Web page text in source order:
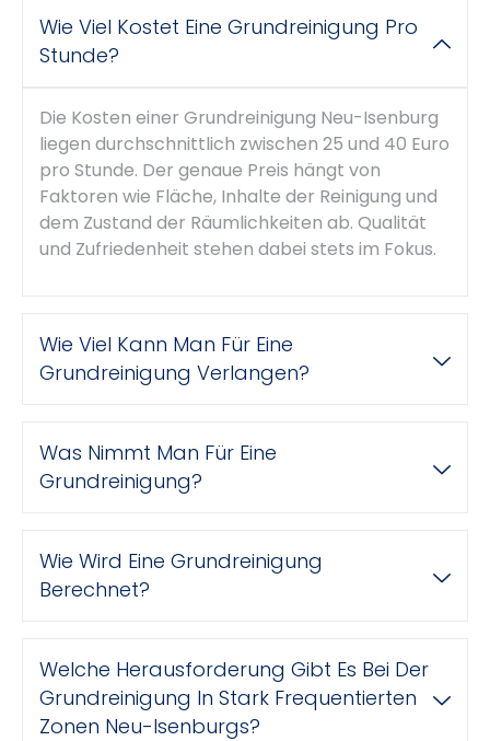
Wie Viel Kostet Eine Grundreinigung Pro
Stunde?
Die Kosten einer Grundreinigung Neu-Isenburg
liegen durchschnittlich zwischen 25 und 40 Euro
pro Stunde. Der genaue Preis hängt von
Faktoren wie Fläche, Inhalte der Reinigung und
dem Zustand der Räumlichkeiten ab. Qualität
und Zufriedenheit stehen dabei stets im Fokus.
Wie Viel Kann Man Für Eine
Grundreinigung Verlangen?
Was Nimmt Man Für Eine
Grundreinigung?
Wie Wird Eine Grundreinigung
Berechnet?
Welche Herausforderung Gibt Es Bei Der
Grundreinigung In Stark Frequentierten
Zonen Neu-Isenburgs?